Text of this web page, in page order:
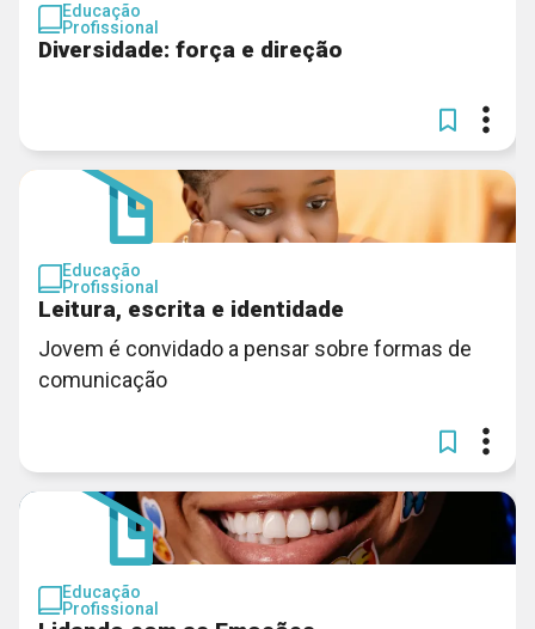
Educação
Profissional
Diversidade: força e direção
Educação
Profissional
Leitura, escrita e identidade
Jovem é convidado a pensar sobre formas de
comunicação
Educação
Profissional